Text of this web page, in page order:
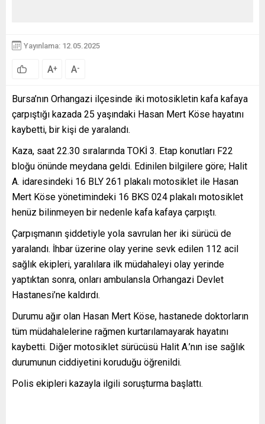
Yayınlama: 12.05.2025
A+ A-
Bursa’nın Orhangazi ilçesinde iki motosikletin kafa kafaya
çarpıştığı kazada 25 yaşındaki Hasan Mert Köse hayatını
kaybetti, bir kişi de yaralandı.
Kaza, saat 22.30 sıralarında TOKİ 3. Etap konutları F22
bloğu önünde meydana geldi. Edinilen bilgilere göre; Halit
A. idaresindeki 16 BLY 261 plakalı motosiklet ile Hasan
Mert Köse yönetimindeki 16 BKS 024 plakalı motosiklet
henüz bilinmeyen bir nedenle kafa kafaya çarpıştı.
Çarpışmanın şiddetiyle yola savrulan her iki sürücü de
yaralandı. İhbar üzerine olay yerine sevk edilen 112 acil
sağlık ekipleri, yaralılara ilk müdahaleyi olay yerinde
yaptıktan sonra, onları ambulansla Orhangazi Devlet
Hastanesi’ne kaldırdı.
Durumu ağır olan Hasan Mert Köse, hastanede doktorların
tüm müdahalelerine rağmen kurtarılamayarak hayatını
kaybetti. Diğer motosiklet sürücüsü Halit A.’nın ise sağlık
durumunun ciddiyetini koruduğu öğrenildi.
Polis ekipleri kazayla ilgili soruşturma başlattı.